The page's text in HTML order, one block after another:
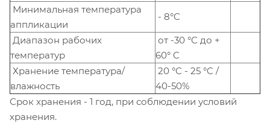
Минимальная температура
аппликации
- 8°C
Диапазон рабочих
температур
от -30 °C до +
60° C
Хранение температура/
влажность
20 °C - 25 °C /
40-50%
Срок хранения - 1 год, при соблюдении условий
хранения.